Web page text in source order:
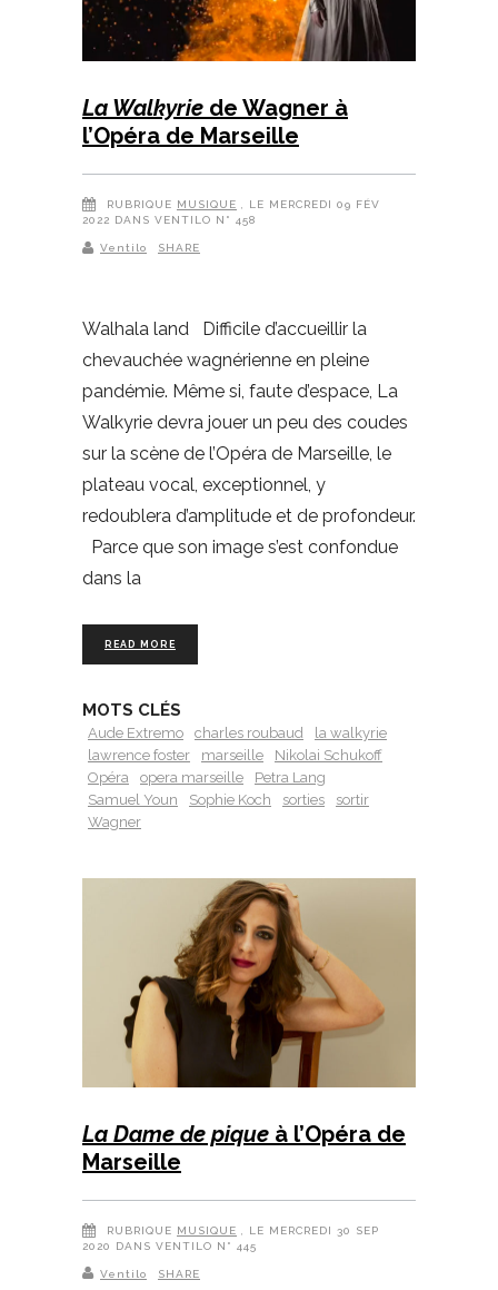
La Walkyrie de Wagner à
l’Opéra de Marseille
RUBRIQUE MUSIQUE , LE MERCREDI 09 FÉV
2022 DANS VENTILO N° 458
Ventilo SHARE
Walhala land Difficile d’accueillir la
chevauchée wagnérienne en pleine
pandémie. Même si, faute d’espace, La
Walkyrie devra jouer un peu des coudes
sur la scène de l’Opéra de Marseille, le
plateau vocal, exceptionnel, y
redoublera d’amplitude et de profondeur.
Parce que son image s’est confondue
dans la
READ MORE
MOTS CLÉS
Aude Extremo charles roubaud
la walkyrie
lawrence foster
marseille
Nikolai Schukoff
Opéra
opera marseille
Petra Lang
Samuel Youn
Sophie Koch sorties
sortir
Wagner
La Dame de pique à l’Opéra de
Marseille
RUBRIQUE MUSIQUE , LE MERCREDI 30 SEP
2020 DANS VENTILO N° 445
Ventilo SHARE